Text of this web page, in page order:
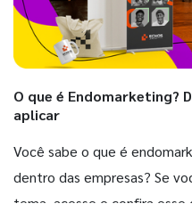
O que é Endomarketing?
aplicar
Você sabe o que é
dentro das empresas? Se
tema, acesse e confira